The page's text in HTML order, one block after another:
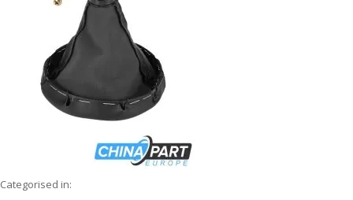
Categorised in: